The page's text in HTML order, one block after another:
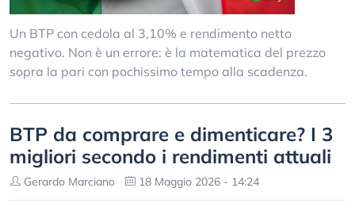
Un BTP con cedola al 3,10% e rendimento netto
negativo. Non è un errore: è la matematica del prezzo
sopra la pari con pochissimo tempo alla scadenza.
BTP da comprare e dimenticare? I 3
migliori secondo i rendimenti attuali
Gerardo Marciano 18 Maggio 2026 - 14:24